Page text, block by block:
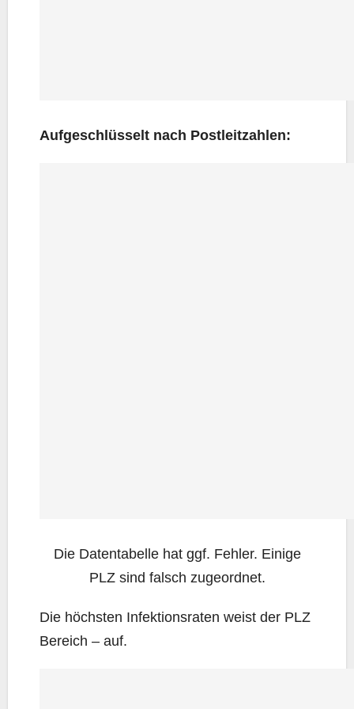
Auf­ge­schlüs­selt nach Postleitzahlen:
Die Daten­ta­bel­le hat ggf. Feh­ler. Eini­ge
PLZ sind falsch zugeordnet.
Die höchs­ten Infek­ti­ons­ra­ten weist der PLZ
Bereich – auf.